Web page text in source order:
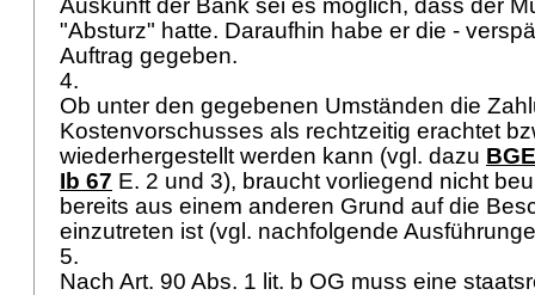
Auskunft der Bank sei es möglich, dass der
"Absturz" hatte. Daraufhin habe er die -
Auftrag gegeben.
4.
Ob unter den gegebenen Umständen die
Kostenvorschusses als rechtzeitig erachtet
wiederhergestellt werden kann (vgl. dazu
Ib 67 E. 2 und 3), braucht vorliegend nicht
bereits aus einem anderen Grund auf die
einzutreten ist (vgl. nachfolgende
5.
Nach Art. 90 Abs. 1 lit. b OG muss eine